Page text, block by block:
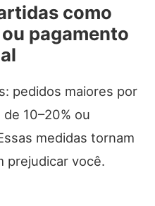
como
pagamento
pedidos maiores por
10–20% ou
medidas tornam
prejudicar você.